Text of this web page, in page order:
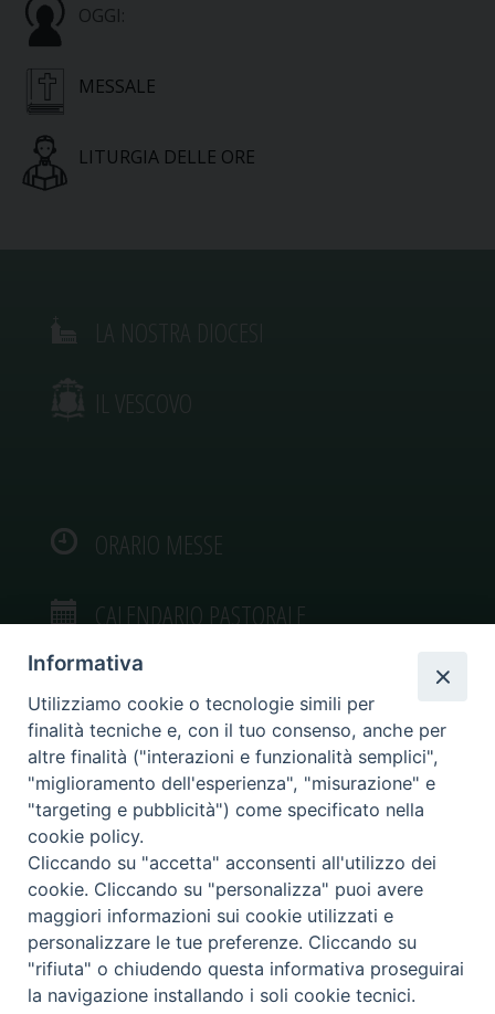
OGGI:
MESSALE
LITURGIA DELLE ORE
IL VESCOVO
ORARIO MESSE
CALENDARIO PASTORALE
VIDEOGALLERY
PHOTOGALLERY
Diocesi di Caltagirone
Piazza San Francesco d’Assisi, 9 – tel. 0933.34186 – fax 0933.820590 e-mail:
comunicazionisociali@diocesidicaltagirone.it
Informativa
Utilizziamo cookie o tecnologie simili per
finalità tecniche e, con il tuo consenso, anche per
altre finalità ("interazioni e funzionalità semplici",
"miglioramento dell'esperienza", "misurazione" e
"targeting e pubblicità") come specificato nella
cookie policy.
Cliccando su "accetta" acconsenti all'utilizzo dei
cookie. Cliccando su "personalizza" puoi avere
maggiori informazioni sui cookie utilizzati e
personalizzare le tue preferenze. Cliccando su
"rifiuta" o chiudendo questa informativa proseguirai
la navigazione installando i soli cookie tecnici.